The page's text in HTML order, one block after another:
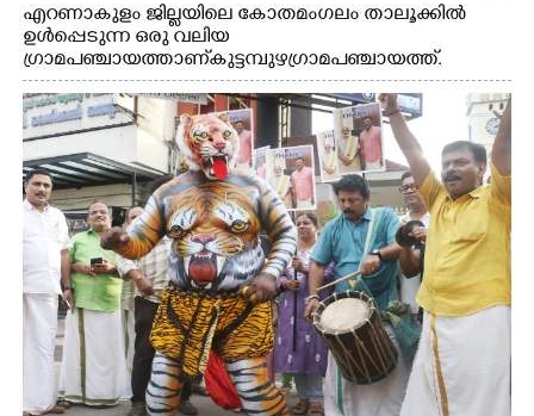
എറണാകുളം ജില്ലയിലെ കോതമംഗലം താലൂക്കിൽ
ഉൾപ്പെടുന്ന ഒരു വലിയ
ഗ്രാമപഞ്ചായത്താണ് കുട്ടമ്പുഴ ഗ്രാമ പഞ്ചായത്ത്.
ആദിവാസി ഊരുകളായ വെള്ളാരംകുത്ത്, കത്തിപ്പാറ,
ഉറിയംപെട്ടി, തേക്കല്ല്, വെട്ടിക്കല്ല്, മഞ്ചപ്പാറ എന്നീ ആറു
സ്ഥലങ്ങളിലേക്കുള്ള പ്രധാന സഞ്ചാര മാർഗമാണ് ഈ
കാണുന്ന കടത്ത് വള്ളം